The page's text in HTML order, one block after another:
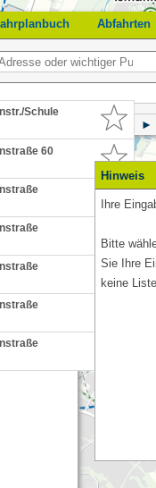
Abfahrten
Hinweis
Ihre
Bitte
Sie Ihre
keine
Schule
60